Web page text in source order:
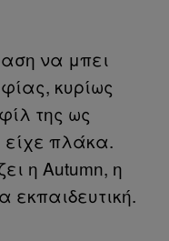
να μπει
κυρίως
της ως
είχε πλάκα.
η Autumn, η
εκπαιδευτική.